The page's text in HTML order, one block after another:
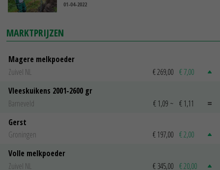
01-04-2022
MARKTPRIJZEN
Magere melkpoeder
Zuivel NL
€ 269,00 € 7,00
Vleeskuikens 2001-2600 gr
Barneveld
€ 1,09 ~ € 1,11
Gerst
Groningen
€ 197,00 € 2,00
Volle melkpoeder
Zuivel NL
€ 345,00 € 20,00